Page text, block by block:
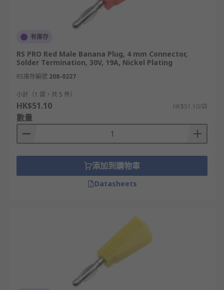
有庫存
RS PRO Red Male Banana Plug, 4 mm Connector,
Solder Termination, 30V, 19A, Nickel Plating
RS庫存編號 208-0227
小計（1 袋，共 5 件）
HK$51.10 HK$51.10/袋
數量
添加到購物車
Datasheets